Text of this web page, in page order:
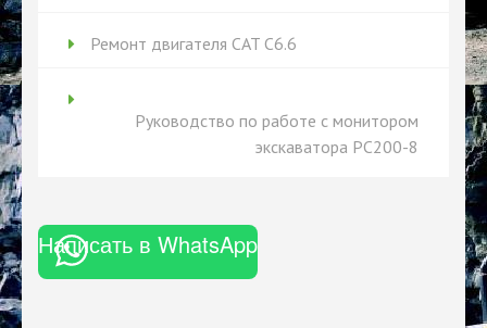
Ремонт двигателя CAT C6.6
Руководство по работе с монитором
экскаватора PC200-8
Написать в WhatsApp